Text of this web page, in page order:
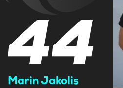
44
Marin Jakolis